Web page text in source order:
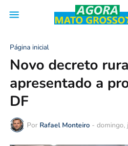
Página inicial
Novo decreto
apresentado a
DF
Por Rafael Monteiro - domingo,